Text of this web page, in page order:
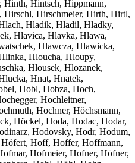
Hinth, Hintsch, Hippmann,
Hirschl, Hirschmeier, Hirth, Hirtl,
Hladik, Hladil, Hladky,
Hlavica, Hlavka, Hlawa,
Hlawcza, Hlawicka,
Hloucha, Hloupy,
Hlousek, Hlozanek,
Hnat, Hnatek,
Hobl, Hobza, Hoch,
Hochleitner,
Hochner, Höchsmann,
Höckel, Hoda, Hodac, Hodar,
Hodovsky, Hodr, Hodum,
Hoff, Hoffer, Hoffmann,
Hofmeier, Hofner, Höfner,